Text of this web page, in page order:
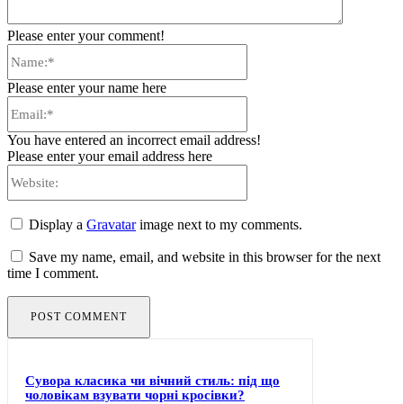
Please enter your comment!
Please enter your name here
You have entered an incorrect email address!
Please enter your email address here
Display aGravatarimage next to my comments.
Save my name, email, and website in this browser for the next
time I comment.
Сувора класика чи вічний стиль: під що
чоловікам взувати чорні кросівки?